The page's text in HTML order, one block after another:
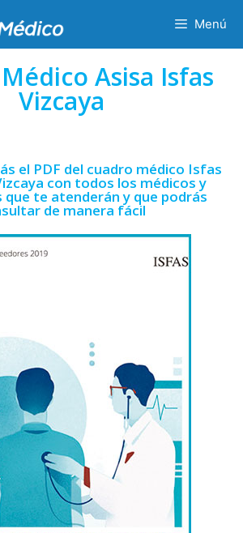
Menú
Asisa Isfas
Vizcaya
el PDF del cuadro médico Isfas
con todos los médicos y
que te atenderán y que podrás
de manera fácil